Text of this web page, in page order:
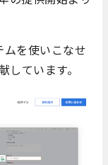
ムを使いこなせ
ています。